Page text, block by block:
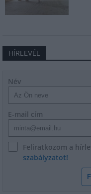
HÍRLEVÉL
Név
E-mail cím
Feliratkozom a
szabályzatot!